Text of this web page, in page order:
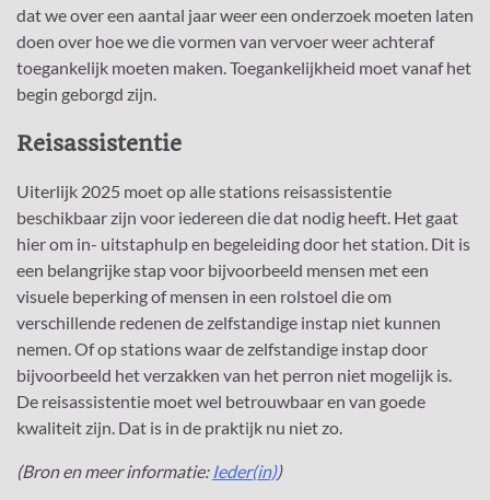
dat we over een aantal jaar weer een onderzoek moeten laten
doen over hoe we die vormen van vervoer weer achteraf
toegankelijk moeten maken. Toegankelijkheid moet vanaf het
begin geborgd zijn.
Reisassistentie
Uiterlijk 2025 moet op alle stations reisassistentie
beschikbaar zijn voor iedereen die dat nodig heeft. Het gaat
hier om in- uitstaphulp en begeleiding door het station. Dit is
een belangrijke stap voor bijvoorbeeld mensen met een
visuele beperking of mensen in een rolstoel die om
verschillende redenen de zelfstandige instap niet kunnen
nemen. Of op stations waar de zelfstandige instap door
bijvoorbeeld het verzakken van het perron niet mogelijk is.
De reisassistentie moet wel betrouwbaar en van goede
kwaliteit zijn. Dat is in de praktijk nu niet zo.
(Bron en meer informatie: Ieder(in))